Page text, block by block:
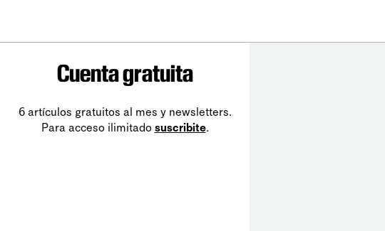
Cuenta gratuita
6 artículos gratuitos al mes y newsletters.
Para acceso ilimitado suscribite.